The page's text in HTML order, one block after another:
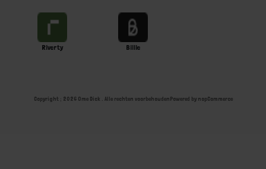
Riverty Billie
Copyright ; 2026 Ome Dick . Alle rechten voorbehoudenPowered by nopCommerce